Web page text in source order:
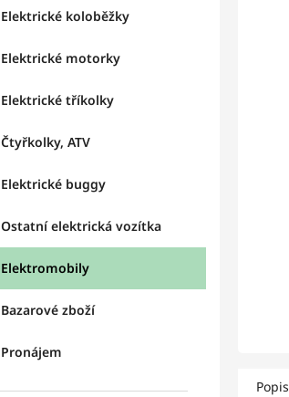
Elektrické koloběžky
Elektrické motorky
Elektrické tříkolky
Čtyřkolky, ATV
Elektrické buggy
Ostatní elektrická vozítka
Elektromobily
Bazarové zboží
Pronájem
Popis